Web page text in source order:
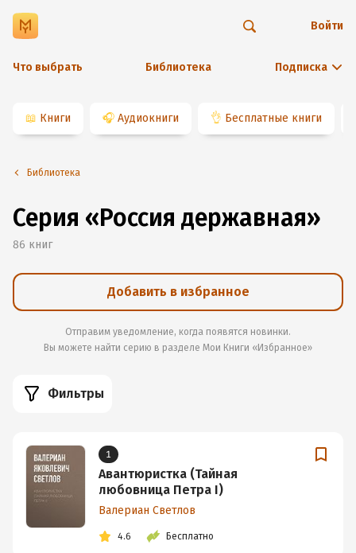
Что выбрать Библиотека Подписка
Войти
📖 Книги 🎧 Аудиокниги 👌 Бесплатные книги
Библиотека
Серия «Россия державная»
86 книг
Добавить в избранное
Отправим уведомление, когда появятся новинки.
Вы можете найти серию в разделе Мои Книги «Избранное»
Фильтры
1
Авантюристка (Тайная
любовница Петра I)
Валериан Светлов
4.6 Бесплатно